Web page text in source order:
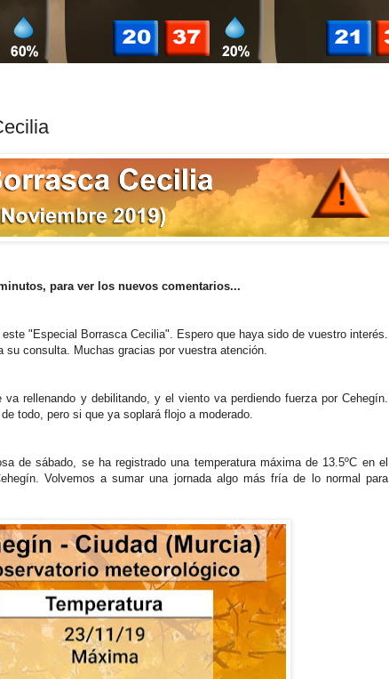
para ver los nuevos comentarios...
"Especial Borrasca Cecilia". Espero que haya sido de vuestro interés.
su consulta. Muchas gracias por vuestra atención.
va rellenando y debilitando, y el viento va perdiendo fuerza por Cehegín.
todo, pero si que ya soplará flojo a moderado.
de sábado, se ha registrado una temperatura máxima de 13.5ºC en el
Volvemos a sumar una jornada algo más fría de lo normal para